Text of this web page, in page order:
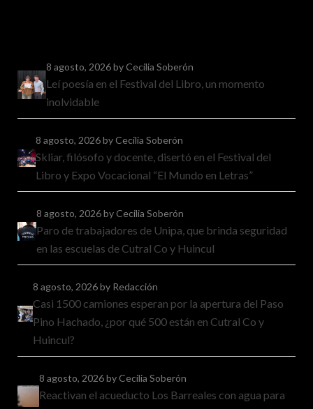
8 agosto, 2026by Cecilia Soberón
Leí poesía en el Festival del Libro, un momento
inolvidable
8 agosto, 2026by Cecilia Soberón
Skliar, filósofo y docente, disertó en el Festival del
Libro y Expo Vocacional “El Mundo en Letras”
8 agosto, 2026by Cecilia Soberón
Paro de trabajadores de Unipa, que brinda seguridad
en las escuelas de Cutral Co y Huincul
8 agosto, 2026by Redacción
Casi 1500 camiones esperan por la apertura del Paso
Pino Hachado, ¿por qué 500 están en Cutral Co y
Huincul?
8 agosto, 2026by Cecilia Soberón
Reactivan el acueducto Los Barreales con agua para